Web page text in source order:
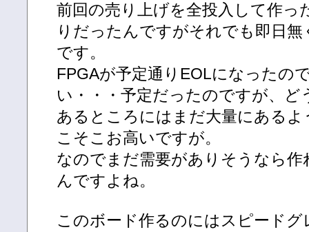
前回の売り上げを全投入して作っ
りだったんですがそれでも即日
です。
FPGAが予定通りEOLになったの
い・・・予定だったのですが、ど
あるところにはまだ大量にある
こそこお高いですが。
なのでまだ需要がありそうなら
んですよね。
このボード作るのにはスピード